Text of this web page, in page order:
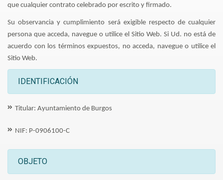
que cualquier contrato celebrado por escrito y firmado.
Su observancia y cumplimiento será exigible respecto de cualquier
persona que acceda, navegue o utilice el Sitio Web. Si Ud. no está de
acuerdo con los términos expuestos, no acceda, navegue o utilice el
Sitio Web.
IDENTIFICACIÓN
Titular: Ayuntamiento de Burgos
NIF: P-0906100-C
OBJETO